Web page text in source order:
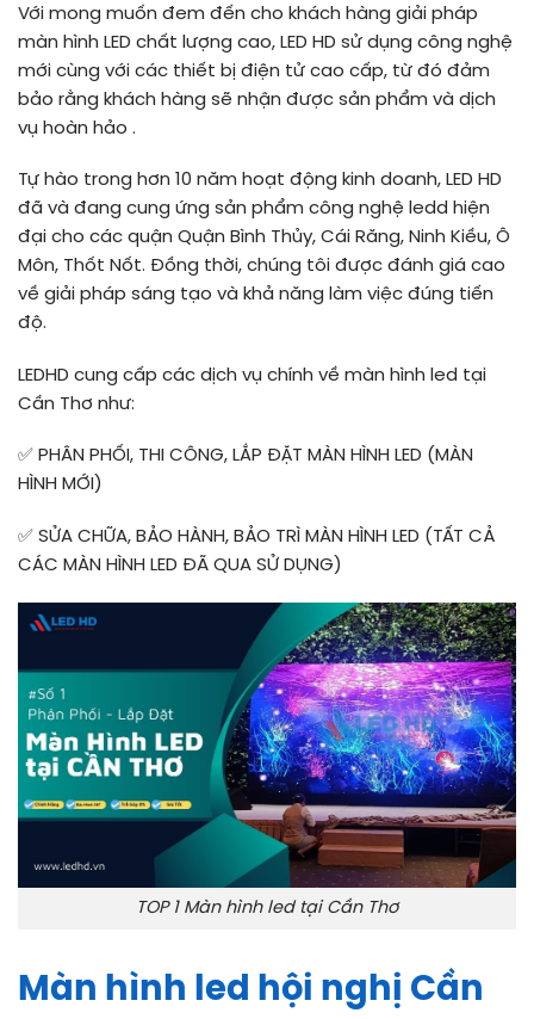
Với mong muốn đem đến cho khách hàng giải pháp
màn hình LED chất lượng cao, LED HD sử dụng công nghệ
mới cùng với các thiết bị điện tử cao cấp, từ đó đảm
bảo rằng khách hàng sẽ nhận được sản phẩm và dịch
vụ hoàn hảo .
Tự hào trong hơn 10 năm hoạt động kinh doanh, LED HD
đã và đang cung ứng sản phẩm công nghệ ledd hiện
đại cho các quận Quận Bình Thủy, Cái Răng, Ninh Kiều, Ô
Môn, Thốt Nốt. Đồng thời, chúng tôi được đánh giá cao
về giải pháp sáng tạo và khả năng làm việc đúng tiến
độ.
LEDHD cung cấp các dịch vụ chính về màn hình led tại
Cần Thơ như:
✅ PHÂN PHỐI, THI CÔNG, LẮP ĐẶT MÀN HÌNH LED (MÀN
HÌNH MỚI)
✅ SỬA CHỮA, BẢO HÀNH, BẢO TRÌ MÀN HÌNH LED (TẤT CẢ
CÁC MÀN HÌNH LED ĐÃ QUA SỬ DỤNG)
TOP 1 Màn hình led tại Cần Thơ
Màn hình led hội nghị Cần